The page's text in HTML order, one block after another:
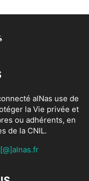
alNas use de
la Vie privée et
ou adhérents, en
de la CNIL.